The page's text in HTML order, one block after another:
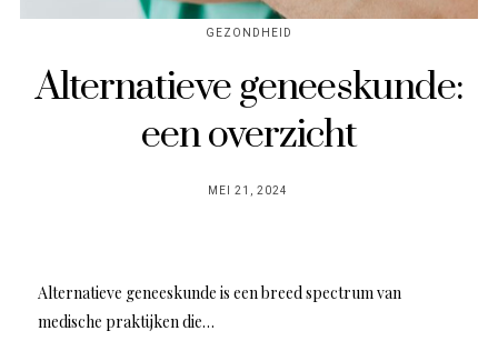
GEZONDHEID
Alternatieve geneeskunde:
een overzicht
POSTED
MEI 21, 2024
Alternatieve geneeskunde is een breed spectrum van
medische praktijken die…